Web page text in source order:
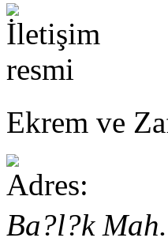
Ekrem ve
Ba?l?k